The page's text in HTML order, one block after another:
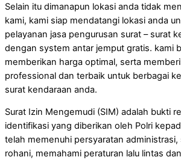
Selain itu dimanapun lokasi anda tidak
kami, kami siap mendatangi lokasi anda
pelayanan jasa pengurusan surat – surat
dengan system antar jemput gratis. kami
memberikan harga optimal, serta
professional dan terbaik untuk berbagai
surat kendaraan anda.
Surat Izin Mengemudi (SIM) adalah bukti
identifikasi yang diberikan oleh Polri
telah memenuhi persyaratan administrasi,
rohani, memahami peraturan lalu lintas